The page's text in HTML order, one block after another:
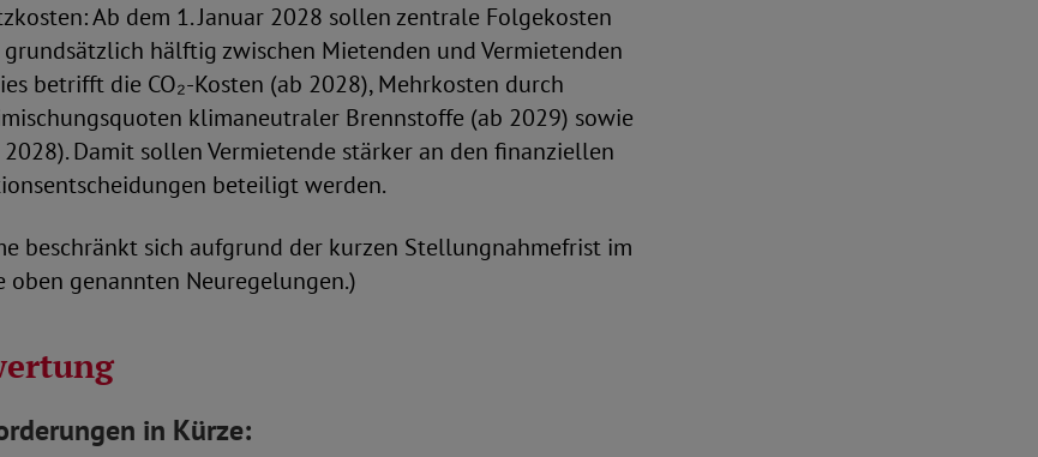
Ab dem 1. Januar 2028 sollen zentrale Folgekosten
hälftig zwischen Mietenden und Vermietenden
betrifft die CO₂-Kosten (ab 2028), Mehrkosten durch
klimaneutraler Brennstoffe (ab 2029) sowie
Damit sollen Vermietende stärker an den finanziellen
beteiligt werden.
beschränkt sich aufgrund der kurzen Stellungnahmefrist im
oben genannten Neuregelungen.)
in Kürze: